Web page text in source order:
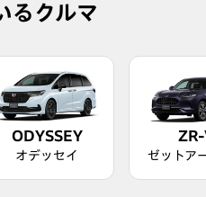
るクルマ
ODYSSEY
オデッセイ ゼットア